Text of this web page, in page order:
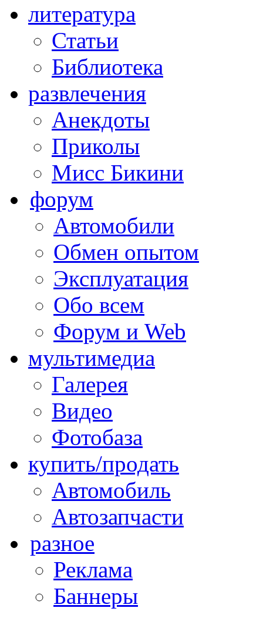
литература
Статьи
Библиотека
развлечения
Анекдоты
Приколы
Мисс Бикини
форум
Автомобили
Обмен опытом
Эксплуатация
Обо всем
Форум и Web
мультимедиа
Галерея
Видео
Фотобаза
купить/продать
Автомобиль
Автозапчасти
разное
Реклама
Баннеры